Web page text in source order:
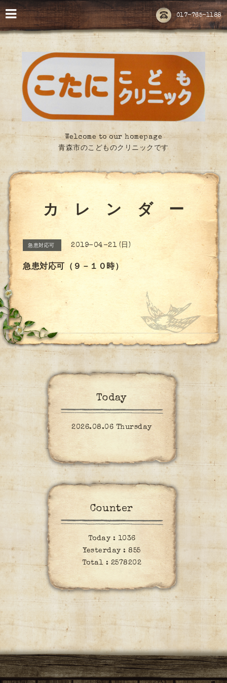
017-765-1188
Welcome to our homepage
青森市のこどものクリニックです
カ レ ン ダ ー
急患対応可 2019-04-21 (日)
急患対応可（９－１０時）
Today
2026.08.06 Thursday
Counter
Today : 1036
Yesterday : 855
Total : 2578202